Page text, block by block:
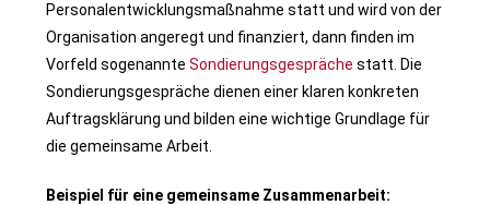
Personalentwicklungsmaßnahme statt und wird von der
Organisation angeregt und finanziert, dann finden im
Vorfeld sogenannte Sondierungsgespräche statt. Die
Sondierungsgespräche dienen einer klaren konkreten
Auftragsklärung und bilden eine wichtige Grundlage für
die gemeinsame Arbeit.
Beispiel für eine gemeinsame Zusammenarbeit: